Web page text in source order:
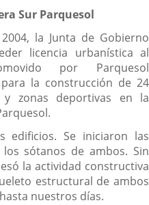
Sur Parquesol
la Junta de Gobierno
licencia urbanística al
por Parquesol
la construcción de 24
y zonas deportivas en la
edificios. Se iniciaron las
sótanos de ambos. Sin
la actividad constructiva
estructural de ambos
nuestros días.